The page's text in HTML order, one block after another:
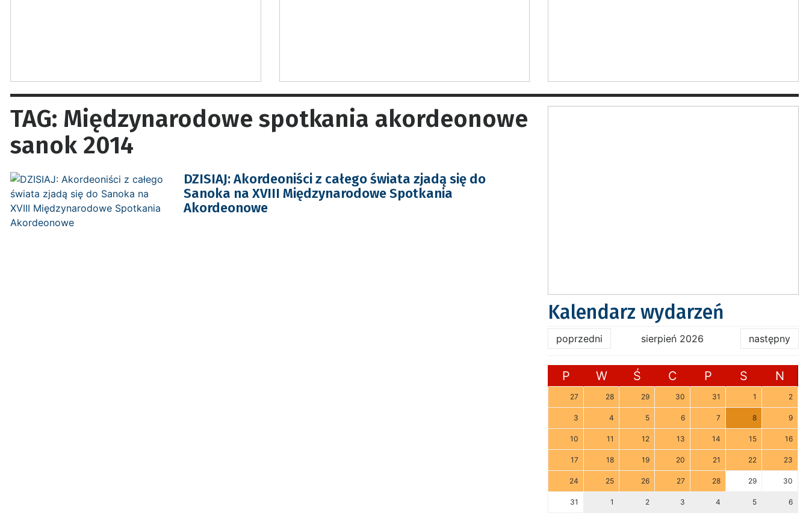
TAG: Międzynarodowe spotkania akordeonowe
sanok 2014
DZISIAJ: Akordeoniści z całego świata zjadą się do
Sanoka na XVIII Międzynarodowe Spotkania
Akordeonowe
Kalendarz wydarzeń
poprzedni sierpień 2026 następny
P W Ś C P S N
27 28 29 30 31 1 2
3 4 5 6 7 8 9
10 11 12 13 14 15 16
17 18 19 20 21 22 23
24 25 26 27 28 29 30
31 1 2 3 4 5 6